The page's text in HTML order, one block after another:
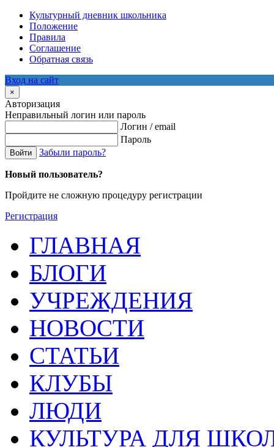
Культурный дневник школьника
Положение
Правила
Соглашение
Обратная связь
Вход на сайт
×
Авторизация
Неправильный логин или пароль
Логин / email
Пароль
Войти Забыли пароль?
Новый пользователь?
Пройдите не сложную процедуру регистрации
Регистрация
ГЛАВНАЯ
БЛОГИ
УЧРЕЖДЕНИЯ
НОВОСТИ
СТАТЬИ
КЛУБЫ
ЛЮДИ
КУЛЬТУРА ДЛЯ